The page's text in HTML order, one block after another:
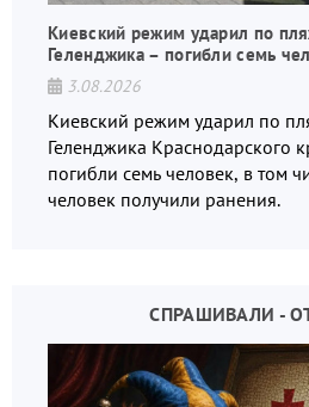
Киевский режим ударил по
Геленджика – погибли семь
3.08.2026
Киевский режим ударил по
Геленджика Краснодарского
погибли семь человек, в том
человек получили ранения.
СПРАШИВАЛИ -